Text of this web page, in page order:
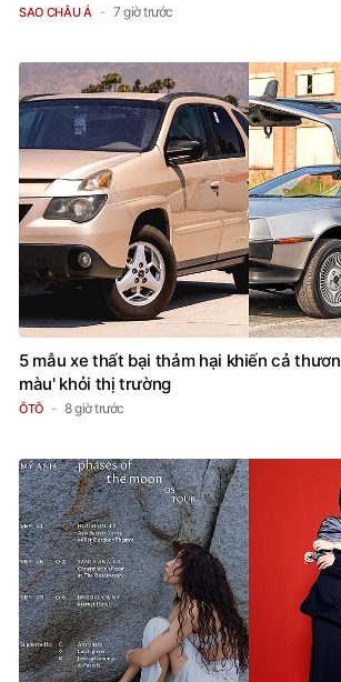
SAO CHÂU Á 7 giờ trước
5 mẫu xe thất bại thảm hại khiến cả
màu' khỏi thị trường
ÔTÔ 8 giờ trước